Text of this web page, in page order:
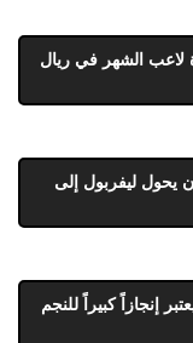
لاعب الشهر في ريال
يحول ليفربول إلى
إنجازاً كبيراً للنجم